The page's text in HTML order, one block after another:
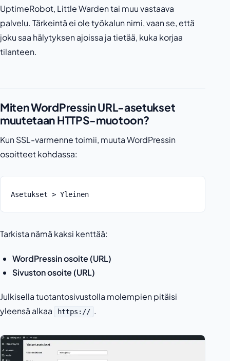
UptimeRobot, Little Warden tai muu vastaava
palvelu. Tärkeintä ei ole työkalun nimi, vaan se, että
joku saa hälytyksen ajoissa ja tietää, kuka korjaa
tilanteen.
Miten WordPressin URL-asetukset
muutetaan HTTPS-muotoon?
Kun SSL-varmenne toimii, muuta WordPressin
osoitteet kohdassa:
Asetukset > Yleinen
Tarkista nämä kaksi kenttää:
WordPressin osoite (URL)
Sivuston osoite (URL)
Julkisella tuotantosivustolla molempien pitäisi
yleensä alkaa
https:// .